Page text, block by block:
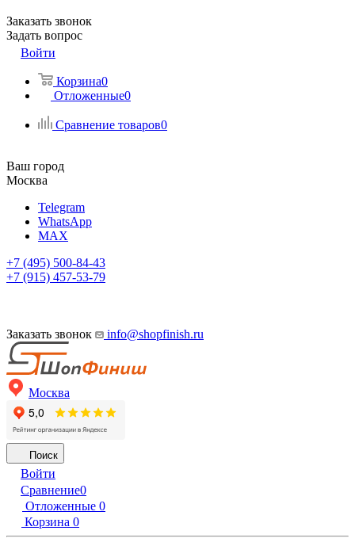
Заказать звонок
Задать вопрос
Войти
Корзина0
Отложенные0
Сравнение товаров0
Ваш город
Москва
Telegram
WhatsApp
MAX
+7 (495) 500-84-43
+7 (915) 457-53-79
Заказать звонок info@shopfinish.ru
Москва
Поиск
Войти
Сравнение0
Отложенные 0
Корзина 0